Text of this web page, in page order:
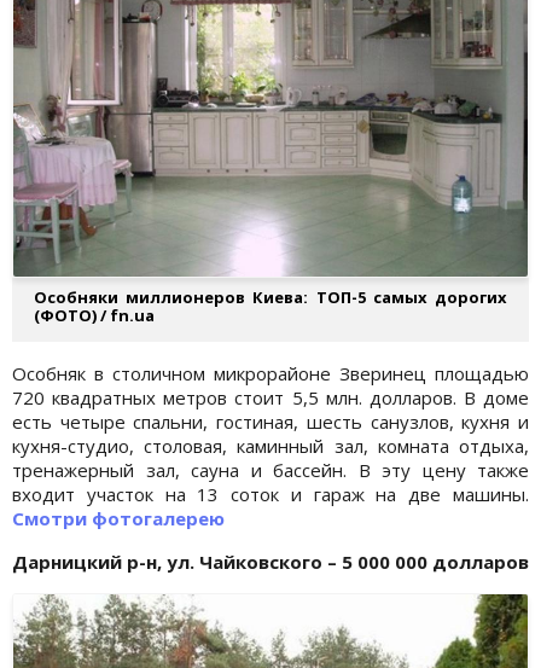
Особняки миллионеров Киева: ТОП-5 самых дорогих
(ФОТО) / fn.ua
Особняк в столичном микрорайоне Зверинец площадью
720 квадратных метров стоит 5,5 млн. долларов. В доме
есть четыре спальни, гостиная, шесть санузлов, кухня и
кухня-студио, столовая, каминный зал, комната отдыха,
тренажерный зал, сауна и бассейн. В эту цену также
входит участок на 13 соток и гараж на две машины.
Смотри фотогалерею
Дарницкий р-н, ул. Чайковского – 5 000 000 долларов